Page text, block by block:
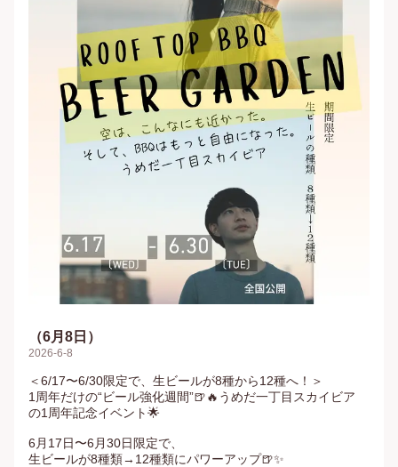
（6月8日）
2026-6-8
＜6/17〜6/30限定で、生ビールが8種から12種へ！＞
1周年だけの“ビール強化週間”🍺🔥うめだ一丁目スカイビア
の1周年記念イベント🌟
6月17日〜6月30日限定で、
生ビールが8種類→12種類にパワーアップ🍺✨